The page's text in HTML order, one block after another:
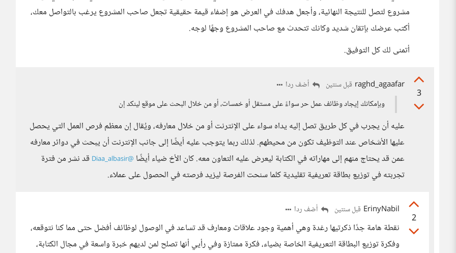
مشروع لتصل للنتيجة النهائية، وأجعل هدفك في العرض هو إضفاء قيمة حقيقية تجعل صاحب المشروع يرغب بالتواصل معك،
أكتب عرضك بإتقان شديد وكانك تتحدث مع صاحب المشروع وجهًا لوجه.
أتمنى لك كل التوفيق.
3
raghd_agaafar قبل سنتين
أضف ردا
وبإمكانك إيجاد وظائف عمل حر سواءً على مستقل أو خمسات، أو من خلال البحث على موقع لينكد إن
عليه أن يجرب في كل طريق تصل إليه يداه سواء على الإنترنت أو من خلال معارفه، ويُقال إن معظم فرص العمل التي يحصل
عليها الأشخاص عند التوظيف تكون من محيطهم. لذلك ربما يتوجب عليه أيضًا إلى جانب الإنترنت أن يبحث في دوائر معارفه
عمن قد يحتاج منهم إلى مهاراته في الكتابة ليعرض عليه التعاون معه. كان الأخ ضياء أيضًا @Diaa_albasir
قد نشر من فترة
تجربته في توزيع بطاقة تعريفية تقليدية كلما سنحت الفرصة ليزيد فرصته في الحصول على عملاء.
2
ErinyNabil قبل سنتين أضف ردا
نقطة هامة جدًا ذكرتيها رغدة وهي أهمية وجود علاقات ومعارف قد تساعد في الوصول لوظائف أفضل حتى مما كنا نتوقعه،
وفكرة توزيع البطاقة التعريفية الخاصة بضياء، فكرة ممتازة وفي رأيي أنها تصلح لمن لديهم خبرة واسعة في مجال الكتابة،